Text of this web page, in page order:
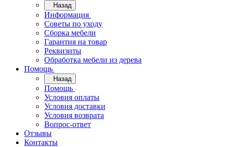
Назад
Информация
Советы по уходу
Сборка мебели
Гарантия на товар
Реквизиты
Обработка мебели из дерева
Помощь
Назад
Помощь
Условия оплаты
Условия доставки
Условия возврата
Вопрос-ответ
Отзывы
Контакты